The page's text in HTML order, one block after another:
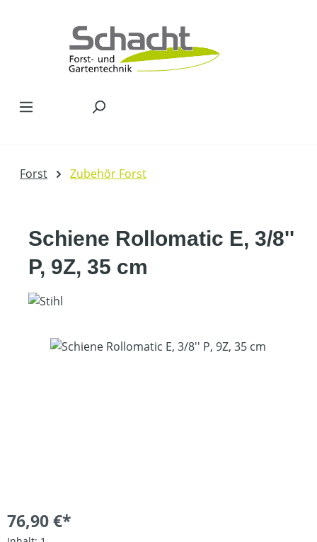
Forst Zubehör Forst
Schiene Rollomatic E, 3/8''
P, 9Z, 35 cm
Bildergalerie überspringen
76,90 €*